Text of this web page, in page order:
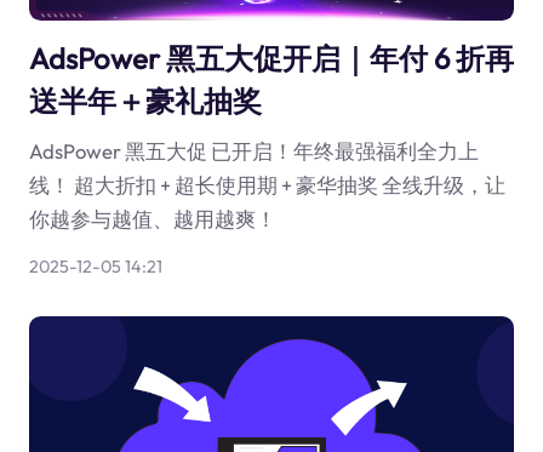
AdsPower 黑五大促开启｜年付 6 折再
送半年＋豪礼抽奖
AdsPower 黑五大促 已开启！年终最强福利全力上
线！ 超大折扣 + 超长使用期 + 豪华抽奖 全线升级，让
你越参与越值、越用越爽！
2025-12-05 14:21